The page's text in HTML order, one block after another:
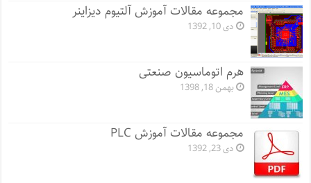
مجموعه مقالات آموزش آلتیوم دیزاینر
دی 10, 1392
هرم اتوماسیون صنعتی
بهمن 18, 1398
مجموعه مقالات آموزش PLC
دی 23, 1392